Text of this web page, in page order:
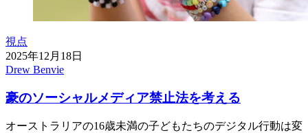
視点
2025年12月18日
Drew Benvie
豪のソーシャルメディア禁止法を考える
オーストラリアの16歳未満の子どもたちのデジタル行動は変